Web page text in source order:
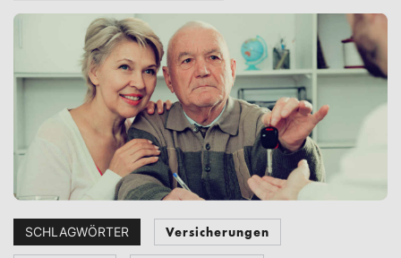
SCHLAGWÖRTER Versicherungen